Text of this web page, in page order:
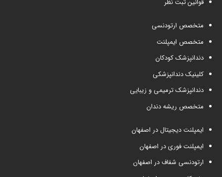
قوانین ثبت نظر
متخصص ارتودنسی
متخصص ایمپلنت
دندانپزشک کودکان
کلینیک دندانپزشکی
دندانپزشک ترمیمی و زیبایی
متخصص ریشه دندان
ایمپلنت دیجیتال در اصفهان
ایمپلنت فوری در اصفهان
ارتودنسی شفاف در اصفهان